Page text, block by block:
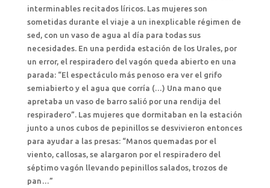
interminables recitados líricos. Las mujeres son
sometidas durante el viaje a un inexplicable régimen de
sed, con un vaso de agua al día para todas sus
necesidades. En una perdida estación de los Urales, por
un error, el respiradero del vagón queda abierto en una
parada: “El espectáculo más penoso era ver el grifo
semiabierto y el agua que corría (…) Una mano que
apretaba un vaso de barro salió por una rendija del
respiradero”. Las mujeres que dormitaban en la estación
junto a unos cubos de pepinillos se desvivieron entonces
para ayudar a las presas: “Manos quemadas por el
viento, callosas, se alargaron por el respiradero del
séptimo vagón llevando pepinillos salados, trozos de
pan…”